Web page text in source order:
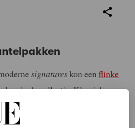
signatureskon een flinke
in de collectie. Klassieke
kregen een glamoureuze
pailletten, glinsterende knopen